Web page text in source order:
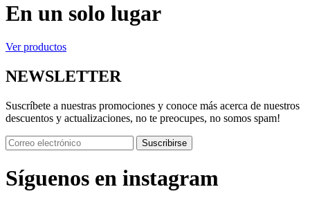
En un solo lugar
Ver productos
NEWSLETTER
Suscríbete a nuestras promociones y conoce más acerca de nuestros
descuentos y actualizaciones, no te preocupes, no somos spam!
Suscribirse
Síguenos en instagram